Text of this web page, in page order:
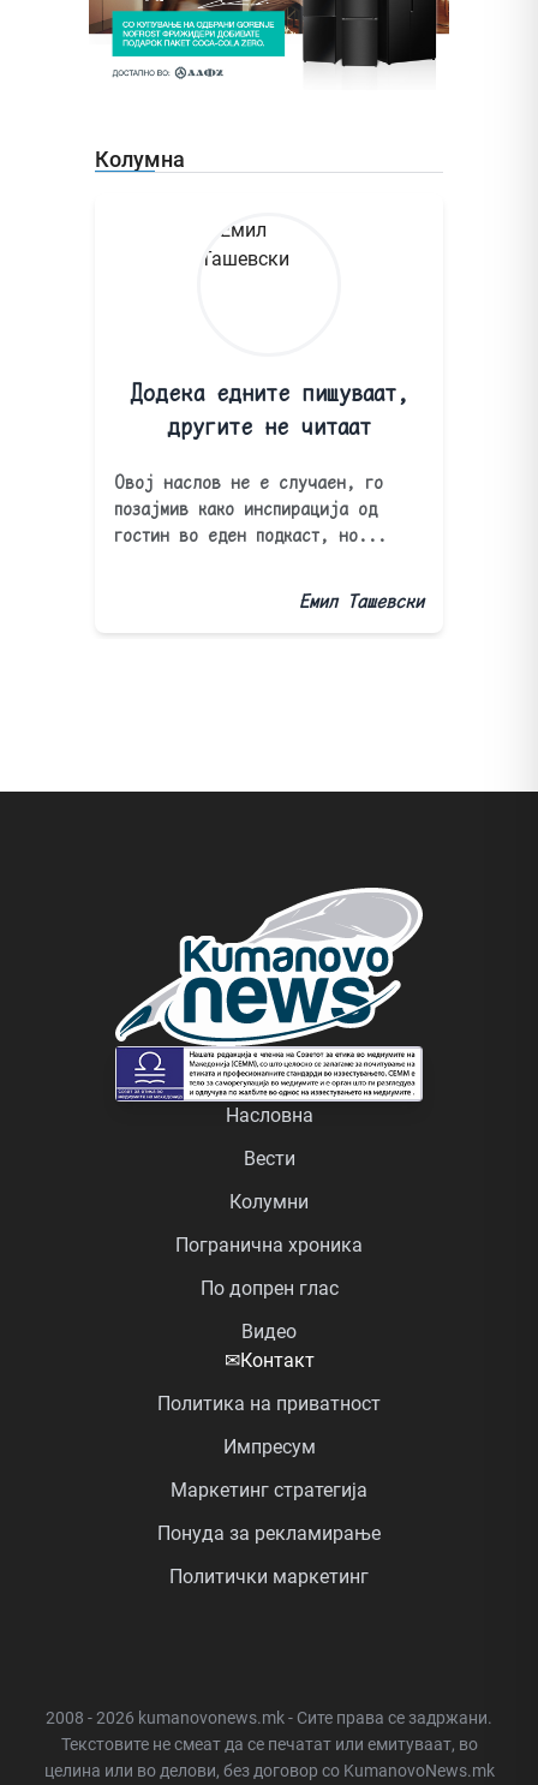
Колумна
Додека едните пишуваат,
другите не читаат
Овој наслов не е случаен, го
позајмив како инспирација од
гостин во еден подкаст, но...
Емил Ташевски
Насловна
Вести
Колумни
Погранична хроника
По допрен глас
Видео
✉Контакт
Политика на приватност
Импресум
Маркетинг стратегија
Понуда за рекламирање
Политички маркетинг
2008 - 2026 kumanovonews.mk - Сите права се задржани.
Текстовите не смеат да се печатат или емитуваат, во
целина или во делови, без договор со KumanovoNews.mk